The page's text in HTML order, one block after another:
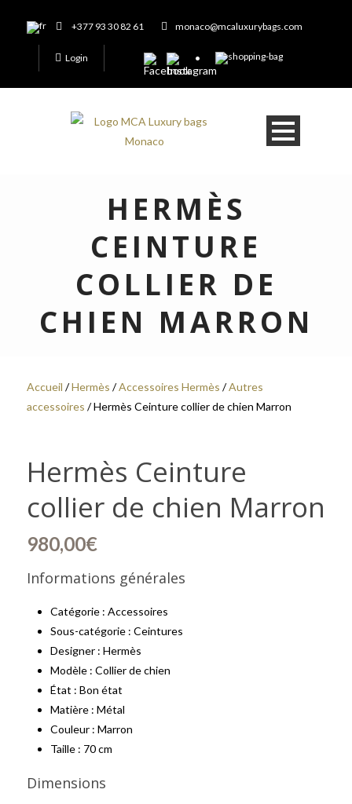
+377 93 30 82 61 monaco@mcaluxurybags.com
Login
HERMÈS
CEINTURE
COLLIER DE
CHIEN MARRON
Accueil /Hermès /Accessoires Hermès /Autres
accessoires / Hermès Ceinture collier de chien Marron
Hermès Ceinture
collier de chien Marron
980,00€
Informations générales
Catégorie : Accessoires
Sous-catégorie : Ceintures
Designer : Hermès
Modèle : Collier de chien
État : Bon état
Matière : Métal
Couleur : Marron
Taille : 70 cm
Dimensions